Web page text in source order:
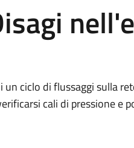
un ciclo di flussaggi sulla
cali di pressione e